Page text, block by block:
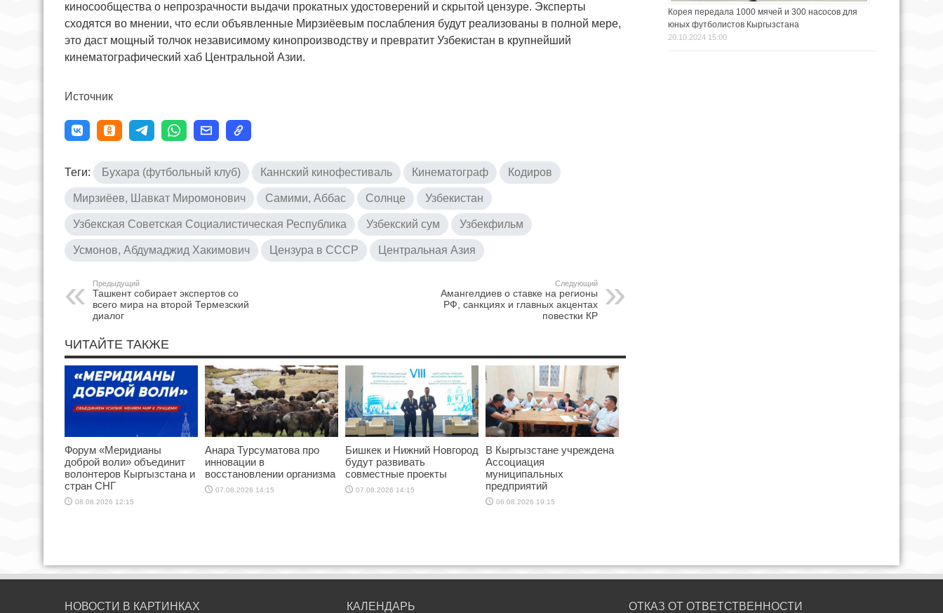
киносообщества о непрозрачности выдачи прокатных удостоверений и скрытой цензуре. Эксперты
сходятся во мнении, что если объявленные Мирзиёевым послабления будут реализованы в полной мере,
это даст мощный толчок независимому кинопроизводству и превратит Узбекистан в крупнейший
кинематографический хаб Центральной Азии.
Источник
Теги: Бухара (футбольный клуб) Каннский кинофестиваль Кинематограф Кодиров
Мирзиёев, Шавкат Миромонович Самими, Аббас Солнце Узбекистан
Узбекская Советская Социалистическая Республика Узбекский сум Узбекфильм
Усмонов, Абдумаджид Хакимович Цензура в СССР Центральная Азия
Предыдущий
Ташкент собирает экспертов со
всего мира на второй Термезский
диалог
Следующий
Амангелдиев о ставке на регионы
РФ, санкциях и главных акцентах
повестки КР
ЧИТАЙТЕ ТАКЖЕ
Форум «Меридианы
доброй воли» объединит
волонтеров Кыргызстана и
стран СНГ
08.08.2026 12:15
Анара Турсуматова про
инновации в
восстановлении организма
07.08.2026 14:15
Бишкек и Нижний Новгород
будут развивать
совместные проекты
07.08.2026 14:15
В Кыргызстане учреждена
Ассоциация
муниципальных
предприятий
06.08.2026 19:15
Корея передала 1000 мячей и 300 насосов для
юных футболистов Кыргызстана
20.10.2024 15:00
НОВОСТИ В КАРТИНКАХ КАЛЕНДАРЬ ОТКАЗ ОТ ОТВЕТСТВЕННОСТИ